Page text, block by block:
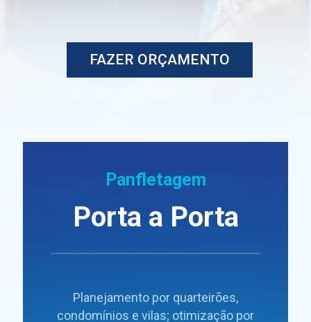
FAZER ORÇAMENTO
Panfletagem
Porta a Porta
Planejamento por quarteirões,
condomínios e vilas; otimização por